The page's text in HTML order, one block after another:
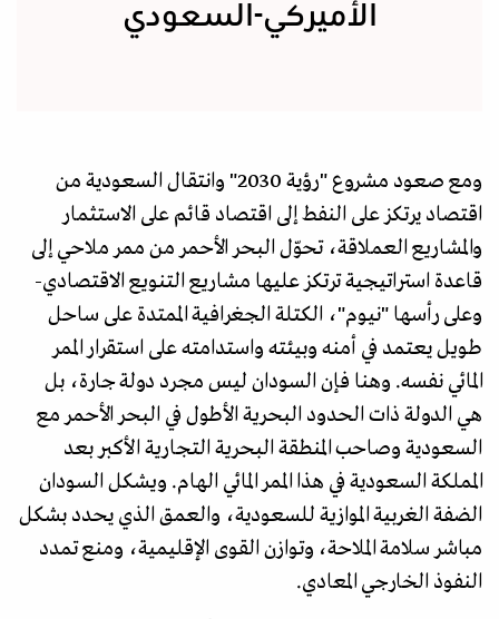
الأميركي-السعودي
ومع صعود مشروع "رؤية 2030" وانتقال السعودية من
اقتصاد يرتكز على النفط إلى اقتصاد قائم على الاستثمار
والمشاريع العملاقة، تحوّل البحر الأحمر من ممر ملاحي إلى
قاعدة استراتيجية ترتكز عليها مشاريع التنويع الاقتصادي-
وعلى رأسها "نيوم"، الكتلة الجغرافية الممتدة على ساحل
طويل يعتمد في أمنه وبيئته واستدامته على استقرار الممر
المائي نفسه. وهنا فإن السودان ليس مجرد دولة جارة، بل
هي الدولة ذات الحدود البحرية الأطول في البحر الأحمر مع
السعودية وصاحب المنطقة البحرية التجارية الأكبر بعد
المملكة السعودية في هذا الممر المائي الهام. ويشكل السودان
الضفة الغربية الموازية للسعودية، والعمق الذي يحدد بشكل
مباشر سلامة الملاحة، وتوازن القوى الإقليمية، ومنع تمدد
النفوذ الخارجي المعادي.